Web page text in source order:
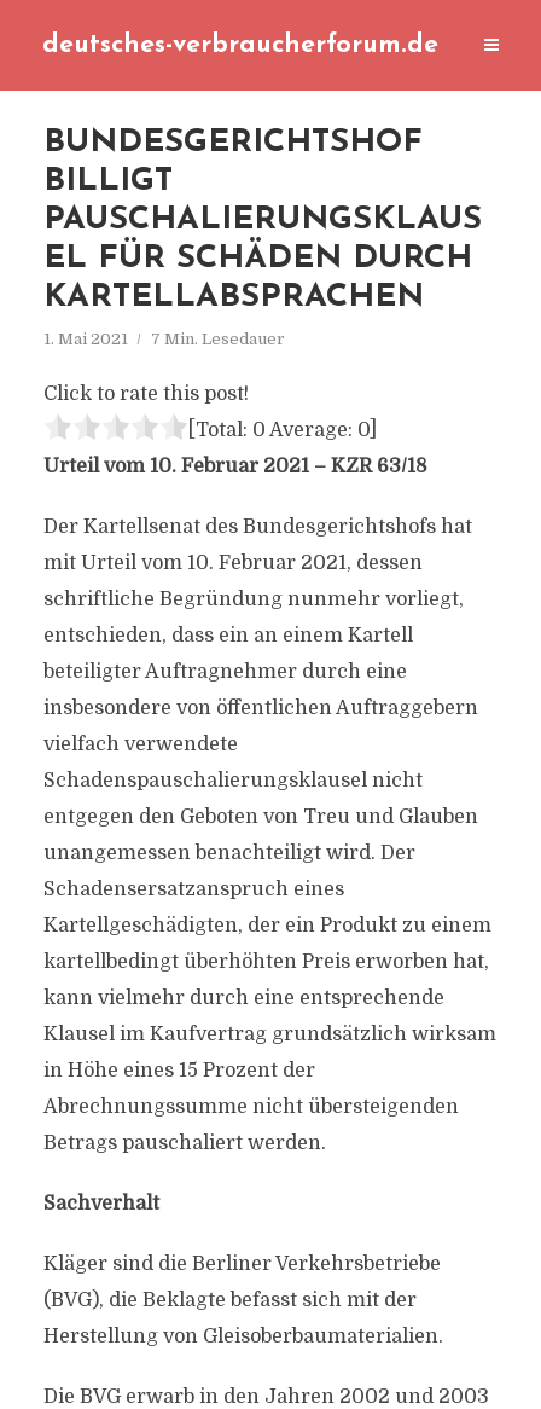
deutsches-verbraucherforum.de
BUNDESGERICHTSHOF
BILLIGT
PAUSCHALIERUNGSKLAUS
EL FÜR SCHÄDEN DURCH
KARTELLABSPRACHEN
1. Mai 2021 7 Min. Lesedauer
Click to rate this post!
[Total: 0 Average: 0]
Urteil vom 10. Februar 2021 – KZR 63/18
Der Kartellsenat des Bundesgerichtshofs hat
mit Urteil vom 10. Februar 2021, dessen
schriftliche Begründung nunmehr vorliegt,
entschieden, dass ein an einem Kartell
beteiligter Auftragnehmer durch eine
insbesondere von öffentlichen Auftraggebern
vielfach verwendete
Schadenspauschalierungsklausel nicht
entgegen den Geboten von Treu und Glauben
unangemessen benachteiligt wird. Der
Schadensersatzanspruch eines
Kartellgeschädigten, der ein Produkt zu einem
kartellbedingt überhöhten Preis erworben hat,
kann vielmehr durch eine entsprechende
Klausel im Kaufvertrag grundsätzlich wirksam
in Höhe eines 15 Prozent der
Abrechnungssumme nicht übersteigenden
Betrags pauschaliert werden.
Sachverhalt
Kläger sind die Berliner Verkehrsbetriebe
(BVG), die Beklagte befasst sich mit der
Herstellung von Gleisoberbaumaterialien.
Die BVG erwarb in den Jahren 2002 und 2003